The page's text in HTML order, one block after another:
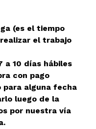
(es el tiempo
el trabajo
a 10 días hábiles
con pago
para alguna fecha
luego de la
por nuestra vía